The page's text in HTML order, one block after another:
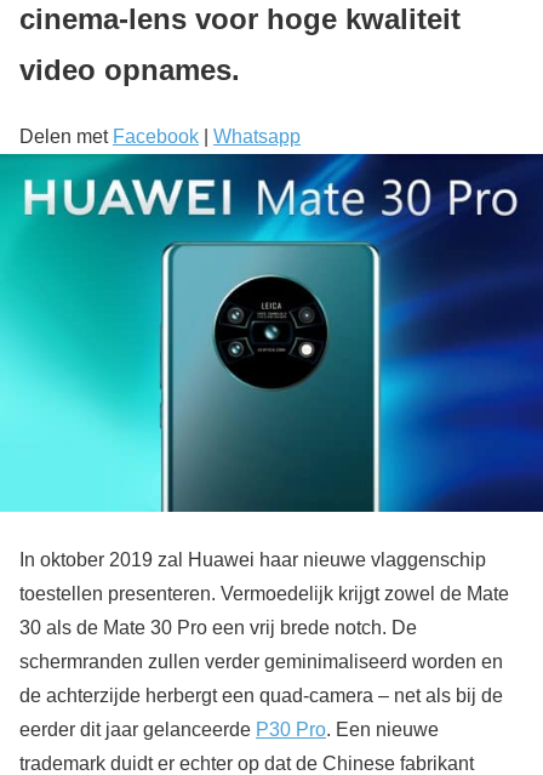
cinema-lens voor hoge kwaliteit
video opnames.
Delen met Facebook Whatsapp
In oktober 2019 zal Huawei haar nieuwe vlaggenschip
toestellen presenteren. Vermoedelijk krijgt zowel de Mate
30 als de Mate 30 Pro een vrij brede notch. De
schermranden zullen verder geminimaliseerd worden en
de achterzijde herbergt een quad-camera – net als bij de
eerder dit jaar gelanceerde P30 Pro. Een nieuwe
trademark duidt er echter op dat de Chinese fabrikant